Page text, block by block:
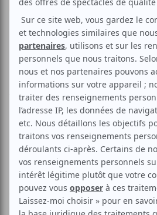
Musique Rock
Un été show
Hommage à Foo
Aucune offre
disponible
Soyez les premiers avisés dès qu'il
pour Hommage à Foo Fighters:
Revivez l'énergie, les riffs et la
avec Fighters Forever. Chaque
chaque instrument est reproduit à